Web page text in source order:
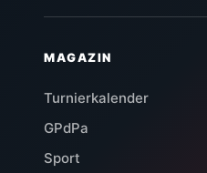
MAGAZIN
Turnierkalender
GPdPa
Sport